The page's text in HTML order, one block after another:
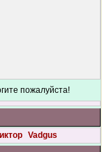
пожалуйста!
Vadgus